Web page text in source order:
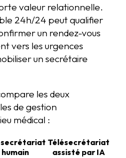
valeur relationnelle.
24h/24 peut qualifier
un rendez-vous
vers les urgences
un secrétaire
les deux
de gestion
médical :
humain
Télésecrétariat
assisté par IA